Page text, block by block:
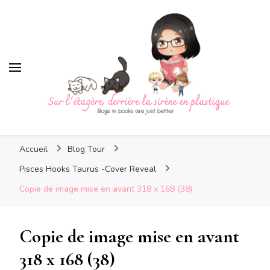
Sur l'étagère, derrière la
sirène en plastique
sirène en plastique
Accueil
Blog Tour
Pisces Hooks Taurus -Cover Reveal
Copie de image mise en avant 318 x 168 (38)
Copie de image mise en avant
318 x 168 (38)